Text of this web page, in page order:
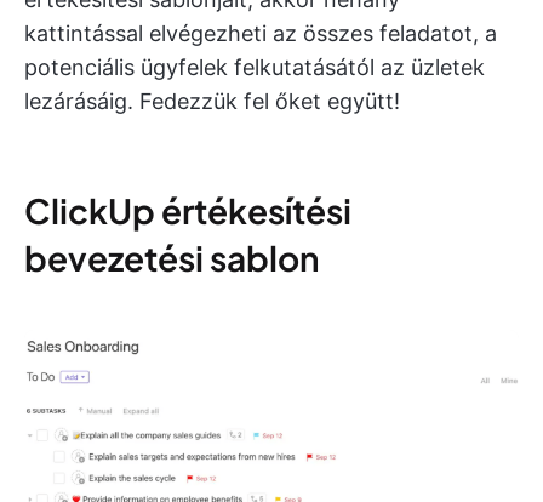
kattintással elvégezheti az összes feladatot, a
potenciális ügyfelek felkutatásától az üzletek
lezárásáig. Fedezzük fel őket együtt!
ClickUp értékesítési
bevezetési sablon